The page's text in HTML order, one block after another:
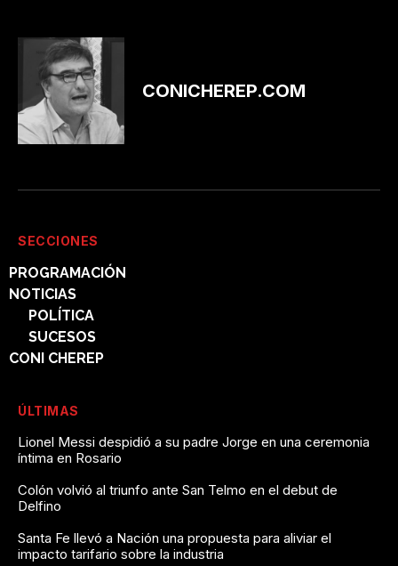
CONICHEREP.COM
SECCIONES
PROGRAMACIÓN
NOTICIAS
POLÍTICA
SUCESOS
CONI CHEREP
ÚLTIMAS
Lionel Messi despidió a su padre Jorge en una ceremonia
íntima en Rosario
Colón volvió al triunfo ante San Telmo en el debut de
Delfino
Santa Fe llevó a Nación una propuesta para aliviar el
impacto tarifario sobre la industria